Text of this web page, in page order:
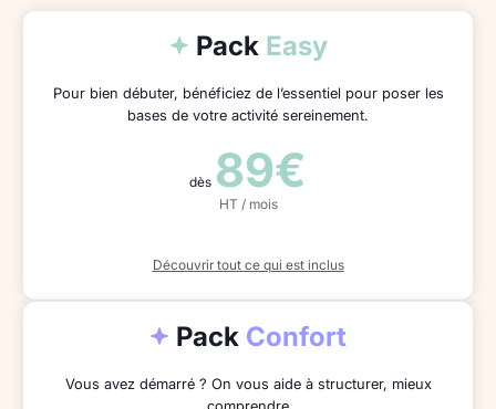
Pack Easy
Pour bien débuter, bénéficiez de l’essentiel pour poser les
bases de votre activité sereinement.
dès 89€
HT / mois
Découvrir tout ce qui est inclus
Pack Confort
Vous avez démarré ? On vous aide à structurer, mieux
comprendre